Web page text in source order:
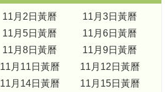
11月2日黃曆
11月3日黃曆
11月5日黃曆
11月6日黃曆
11月8日黃曆
11月9日黃曆
11月11日黃曆
11月12日黃曆
11月14日黃曆
11月15日黃曆